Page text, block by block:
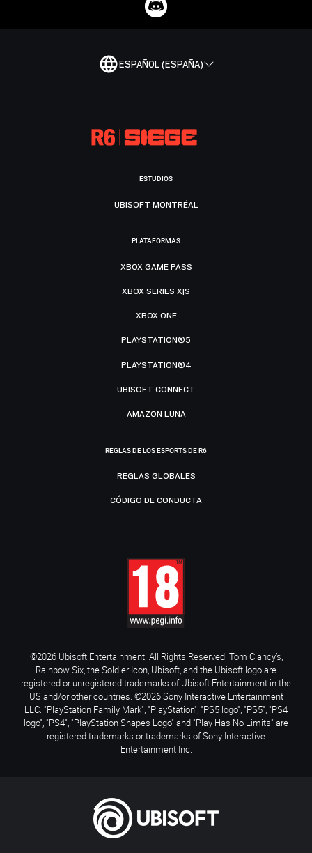
ESPAÑOL (ESPAÑA)
ESTUDIOS
UBISOFT MONTRÉAL
PLATAFORMAS
XBOX GAME PASS
XBOX SERIES X|S
XBOX ONE
PLAYSTATION®5
PLAYSTATION®4
UBISOFT CONNECT
AMAZON LUNA
REGLAS DE LOS ESPORTS DE R6
REGLAS GLOBALES
CÓDIGO DE CONDUCTA
©2026 Ubisoft Entertainment. All Rights Reserved. Tom Clancy’s,
Rainbow Six, the Soldier Icon, Ubisoft, and the Ubisoft logo are
registered or unregistered trademarks of Ubisoft Entertainment in the
US and/or other countries. ©2026 Sony Interactive Entertainment
LLC. "PlayStation Family Mark", "PlayStation", "PS5 logo", "PS5", "PS4
logo", "PS4", "PlayStation Shapes Logo" and "Play Has No Limits" are
registered trademarks or trademarks of Sony Interactive
Entertainment Inc.